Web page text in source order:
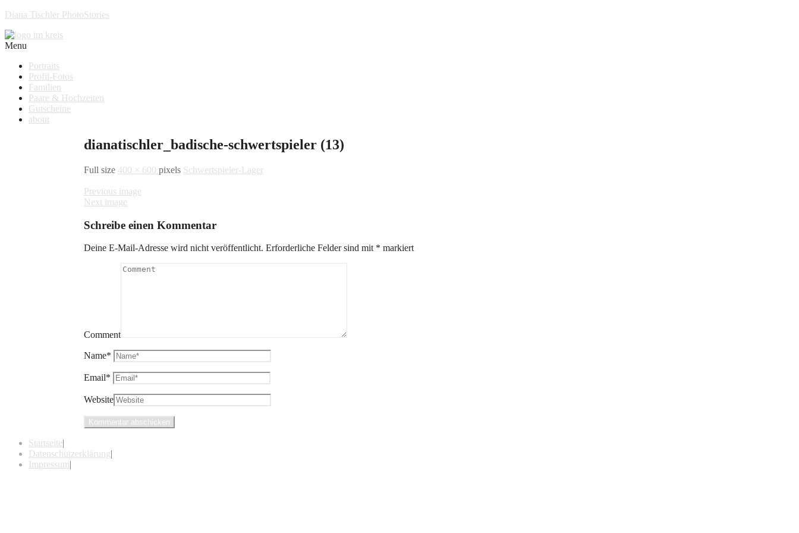
Diana Tischler PhotoStories
Menu
Portraits
Profil-Fotos
Familien
Paare & Hochzeiten
Gutscheine
about
dianatischler_badische-schwertspieler (13)
Full size 400 × 600 pixels Schwertspieler-Lager
Previous image
Next image
Schreibe einen Kommentar
Deine E-Mail-Adresse wird nicht veröffentlicht. Erforderliche Felder sind mit * markiert
Comment
Name*
Email*
Website
Startseite|
Datenschutzerklärung|
Impressum|